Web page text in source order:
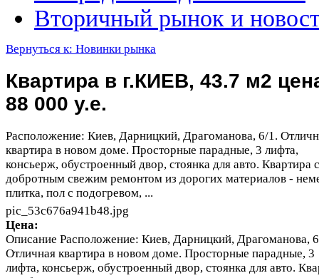
Вторичный рынок и
Вернуться к: Новинки рынка
Квартира в г.КИЕВ, 43.7 м2
88 000 у.е.
Расположение: Киев, Дарницкий, Драгоманова, 6/1.
квартира в новом доме. Просторные парадные, 3 лифта,
консьерж, обустроенный двор, стоянка для авто. Квартира с
добротным свежим ремонтом из дорогих материалов -
плитка, пол с подогревом, ...
pic_53c676a941b48.jpg
Цена:
Описание Расположение: Киев, Дарницкий, Драгоманова,
Отличная квартира в новом доме. Просторные парадные, 3
лифта, консьерж, обустроенный двор, стоянка для авто.